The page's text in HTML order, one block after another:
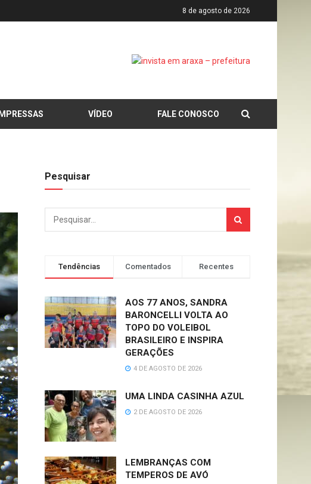
8 de agosto de 2026
VÍDEO FALE CONOSCO
Pesquisar
Tendências Comentados Recentes
AOS 77 ANOS, SANDRA
BARONCELLI VOLTA AO
TOPO DO VOLEIBOL
BRASILEIRO E INSPIRA
GERAÇÕES
4 DE AGOSTO DE 2026
UMA LINDA CASINHA AZUL
2 DE AGOSTO DE 2026
LEMBRANÇAS COM
TEMPEROS DE AVÓ